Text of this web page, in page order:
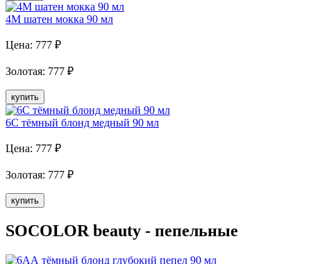
4M шатен мокка 90 мл
Цена: 777 ₽
Золотая: 777 ₽
купить
6C тёмный блонд медный 90 мл
Цена: 777 ₽
Золотая: 777 ₽
купить
SOCOLOR beauty - пепельные